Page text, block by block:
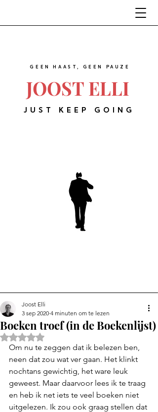
JOOST ELLI
GEEN HAAST, GEEN PAUZE
JUST KEEP GOING
Boeken troef (in de Boekenlijst)
Joost Elli
3 sep 2020 4 minuten om te lezen
Beoordeeld met NaN uit 5 sterren.
Om nu te zeggen dat ik belezen ben,
neen dat zou wat ver gaan. Het klinkt
nochtans gewichtig, het ware leuk
geweest. Maar daarvoor lees ik te traag
en heb ik net iets te veel boeken niet
uitgelezen. Ik zou ook graag stellen dat